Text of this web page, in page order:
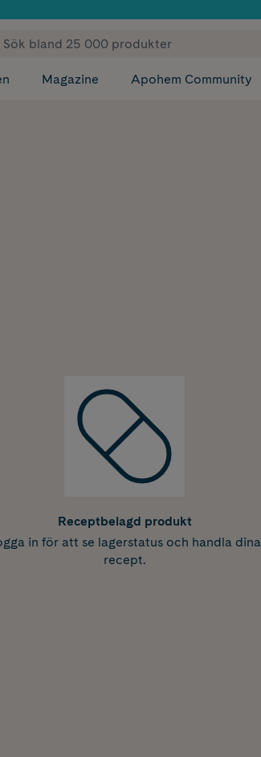
✓ Fri frakt
Magazine Apohem Community
Receptbelagd produkt
in för att se lagerstatus och handla dina
recept.